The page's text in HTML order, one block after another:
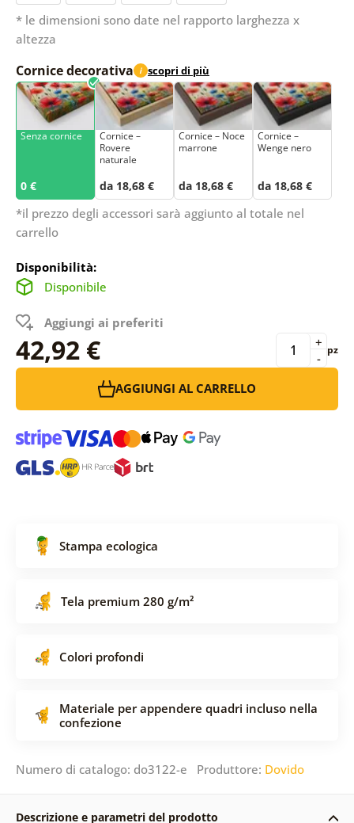
* le dimensioni sono date nel rapporto larghezza x
altezza
Cornice decorativa i scopri di più
Senza cornice
0 €
Cornice –
Rovere
naturale
da 18,68 €
Cornice – Noce
marrone
da 18,68 €
Cornice –
Wenge nero
da 18,68 €
*il prezzo degli accessori sarà aggiunto al totale nel
carrello
Disponibilità:
Disponibile
Aggiungi ai preferiti
42,92 € -
+ pz
AGGIUNGI AL CARRELLO
Stampa ecologica
Tela premium 280 g/m²
Colori profondi
Materiale per appendere quadri incluso nella
confezione
Numero di catalogo: do3122-e Produttore: Dovido
Descrizione e parametri del prodotto